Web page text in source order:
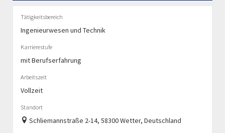
Tätigkeitsbereich
Ingenieurwesen und Technik
Karrierestufe
mit Berufserfahrung
Arbeitszeit
Vollzeit
Standort
Schliemannstraße 2-14, 58300 Wetter, Deutschland